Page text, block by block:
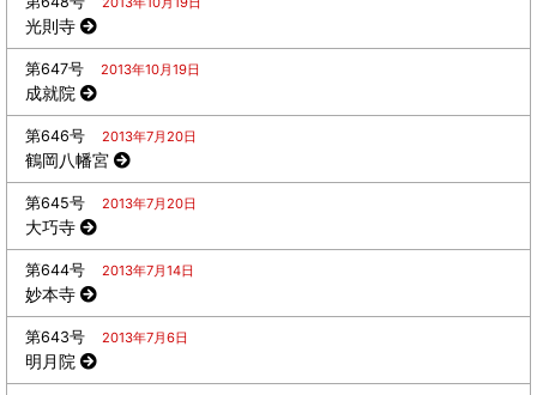
光則寺
第647号 2013年10月19日
成就院
第646号 2013年7月20日
鶴岡八幡宮
第645号 2013年7月20日
大巧寺
第644号 2013年7月14日
妙本寺
第643号 2013年7月6日
明月院